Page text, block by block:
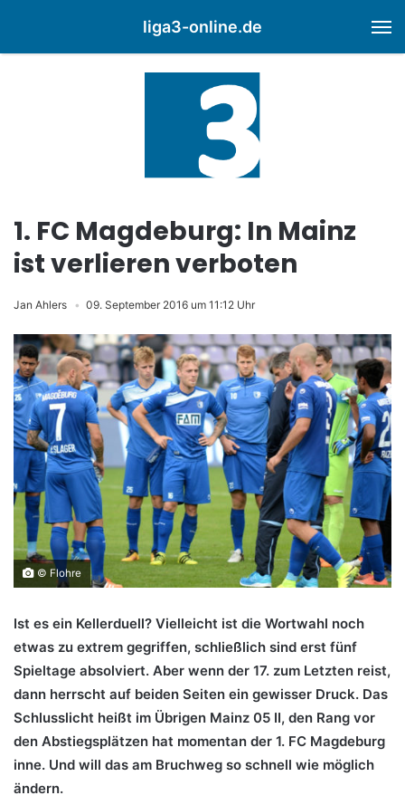
liga3-online.de
1. FC Magdeburg: In Mainz
ist verlieren verboten
Jan Ahlers 09. September 2016 um 11:12 Uhr
© Flohre
Ist es ein Kellerduell? Vielleicht ist die Wortwahl noch
etwas zu extrem gegriffen, schließlich sind erst fünf
Spieltage absolviert. Aber wenn der 17. zum Letzten reist,
dann herrscht auf beiden Seiten ein gewisser Druck. Das
Schlusslicht heißt im Übrigen Mainz 05 II, den Rang vor
den Abstiegsplätzen hat momentan der 1. FC Magdeburg
inne. Und will das am Bruchweg so schnell wie möglich
ändern.